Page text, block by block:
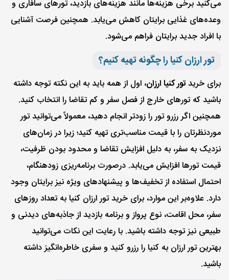
می‌کنید برخی هزینه‌ها مانند هزینه‌های بازدید، تورهای سافاری و
وعده‌های غذایی برایتان کاهش می‌یابد. همچنین فرصت آشنایی
با افراد جدید برایتان فراهم می‌شود.
تور ارزان کنیا را چگونه تهیه کنیم؟
برای خریدتور کنیا ارزان، اول از همه باید به‌ این نکته توجه داشته
باشید که تورهای خارج از فصل سفر و کم تقاضا را انتخاب کنید.
همچنین اگر رزرو تور را زودتر انجام دهید، معمولاً می‌توانید تور
مورد‌نظرتان را با قیمت مناسب‌تری تهیه کنید؛ زیرا در زمان‌های
نزدیک به سفر، به دلیل افزایش تقاضا و محدود بودن ظرفیت،
قیمت تورها افزایش می‌یابد. در‌صورت برنامه‌ریزی زود‌هنگام،
احتمال استفاده از تخفیف‌ها و پیشنهادهای ویژه نیز برایتان وجود
دارد. علاوه‌بر این موارد، برای خرید تور ارزان کنیا به تعداد روزهای
سفر، محل اقامت، نوع پرواز و برنامه بازدید از جاذبه‌های دیدنی و
طبیعی نیز توجه داشته باشید. با رعایت این نکات می‌توانید
بهترین تور ارزان به کنیا را رزرو کنید و سفری خاطره‌انگیز داشته
باشید.